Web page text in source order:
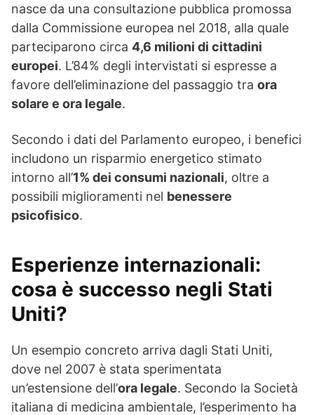
nasce da una consultazione pubblica promossa
dalla Commissione europea nel 2018, alla quale
parteciparono circa 4,6 milioni di cittadini
europei. L’84% degli intervistati si espresse a
favore dell’eliminazione del passaggio tra ora
solare e ora legale.
Secondo i dati del Parlamento europeo, i benefici
includono un risparmio energetico stimato
intorno all’1% dei consumi nazionali, oltre a
possibili miglioramenti nel benessere
psicofisico.
Esperienze internazionali:
cosa è successo negli Stati
Uniti?
Un esempio concreto arriva dagli Stati Uniti,
dove nel 2007 è stata sperimentata
un’estensione dell’ora legale. Secondo la Società
italiana di medicina ambientale, l’esperimento ha